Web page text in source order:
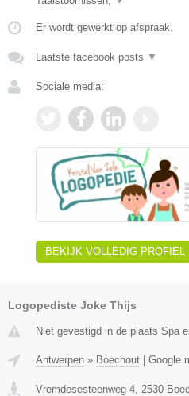
Er wordt gewerkt op afspraak.
Laatste facebook posts ▼
Sociale media:
BEKIJK VOLLEDIG PROFIEL
Logopediste Joke Thijs
Niet gevestigd in de plaats Spa
Antwerpen » Boechout Google
Vremdesesteenweg 4 2530